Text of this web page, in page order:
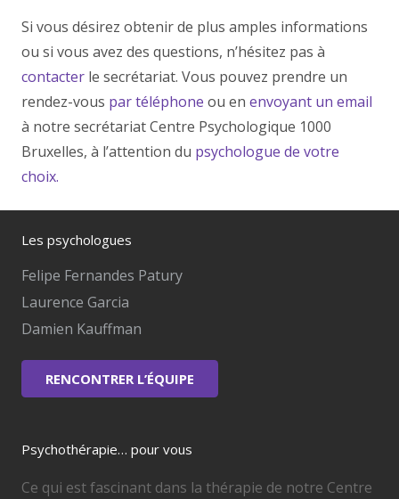
Si vous désirez obtenir de plus amples informations
ou si vous avez des questions, n’hésitez pas à
contacter le secrétariat. Vous pouvez prendre un
rendez-vous par téléphone ou en envoyant un email
à notre secrétariat Centre Psychologique 1000
Bruxelles, à l’attention du psychologue de votre
choix.
Les psychologues
Felipe Fernandes Patury
Laurence Garcia
Damien Kauffman
RENCONTRER L’ÉQUIPE
Psychothérapie… pour vous
Ce qui est fascinant dans la thérapie de notre Centre